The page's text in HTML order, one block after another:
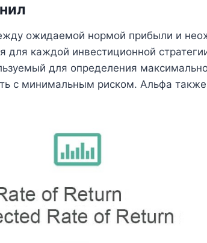
ожидаемой нормой прибыли и
для каждой инвестиционной
для определения
с минимальным риском. Альфа также